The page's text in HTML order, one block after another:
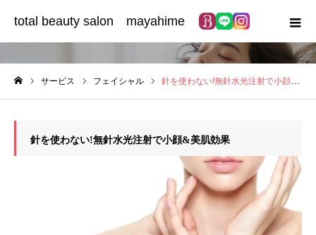
total beauty salon mayahime
サービス フェイシャル 針を使わない!無針水光注射で小顔&美肌効果
針を使わない!無針水光注射で小顔&美肌効果